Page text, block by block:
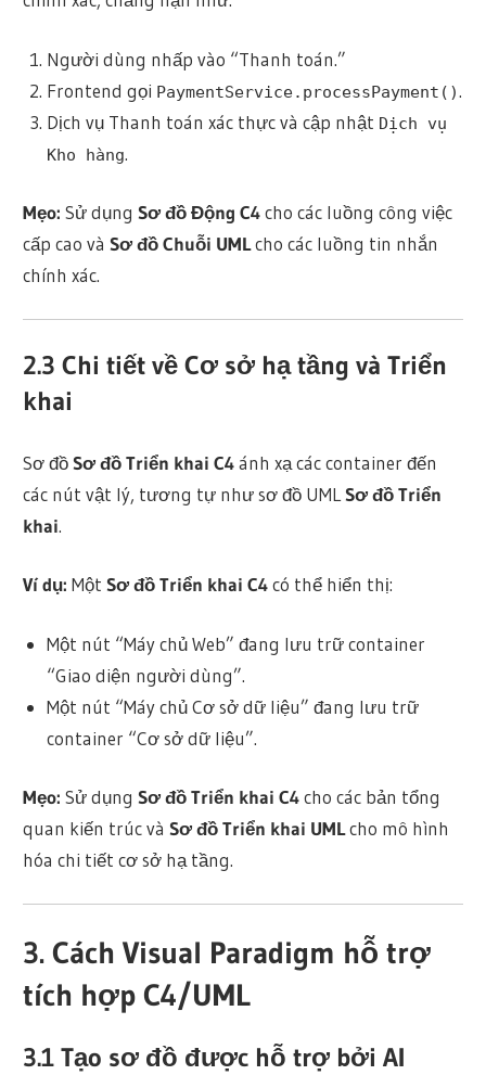
Người dùng nhấp vào “Thanh toán.”
Frontend gọi PaymentService.processPayment().
Dịch vụ Thanh toán xác thực và cập nhật Dịch vụ
Kho hàng.
Mẹo: Sử dụngSơ đồ Động C4cho các luồng công việc
cấp cao vàSơ đồ Chuỗi UMLcho các luồng tin nhắn
chính xác.
2.3 Chi tiết về Cơ sở hạ tầng và Triển
khai
Sơ đồSơ đồ Triển khai C4ánh xạ các container đến
các nút vật lý, tương tự như sơ đồ UMLSơ đồ Triển
khai.
Ví dụ: MộtSơ đồ Triển khai C4có thể hiển thị:
Một nút “Máy chủ Web” đang lưu trữ container
“Giao diện người dùng”.
Một nút “Máy chủ Cơ sở dữ liệu” đang lưu trữ
container “Cơ sở dữ liệu”.
Mẹo: Sử dụngSơ đồ Triển khai C4cho các bản tổng
quan kiến trúc vàSơ đồ Triển khai UMLcho mô hình
hóa chi tiết cơ sở hạ tầng.
3. Cách Visual Paradigm hỗ trợ
tích hợp C4/UML
3.1Tạo sơ đồ được hỗ trợ bởi AI